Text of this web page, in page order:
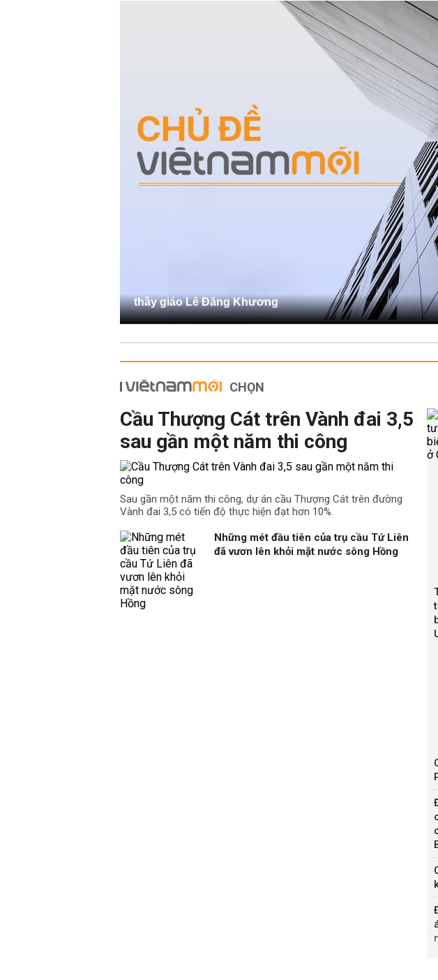
thầy giáo Lê Đăng Khương
CHỌN
Cầu Thượng Cát trên Vành đai 3,5
sau gần một năm thi công
Sau gần một năm thi công, dự án cầu Thượng Cát trên đường
Vành đai 3,5 có tiến độ thực hiện đạt hơn 10%.
Những mét đầu tiên của trụ cầu Tứ Liên
đã vươn lên khỏi mặt nước sông Hồng